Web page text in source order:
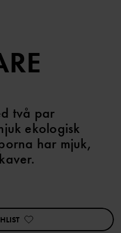
två par
ekologisk
har mjuk,